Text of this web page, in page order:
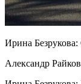
Ирина
Александр